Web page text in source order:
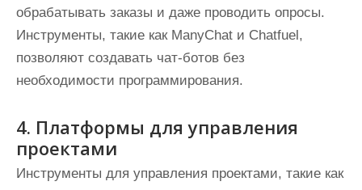
обрабатывать заказы и даже проводить опросы.
Инструменты, такие как ManyChat и Chatfuel,
позволяют создавать чат-ботов без
необходимости программирования.
4. Платформы для управления
проектами
Инструменты для управления проектами, такие как